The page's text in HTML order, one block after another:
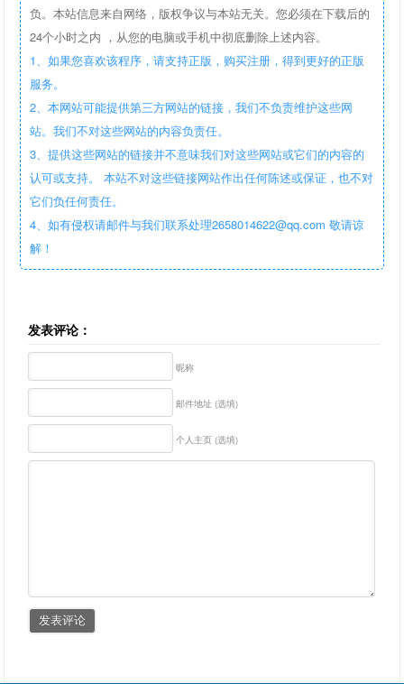
负。本站信息来自网络，版权争议与本站无关。您必须在下载后的
24个小时之内 ，从您的电脑或手机中彻底删除上述内容。
1、如果您喜欢该程序，请支持正版，购买注册，得到更好的正版
服务。
2、本网站可能提供第三方网站的链接，我们不负责维护这些网
站。我们不对这些网站的内容负责任。
3、提供这些网站的链接并不意味我们对这些网站或它们的内容的
认可或支持。 本站不对这些链接网站作出任何陈述或保证，也不对
它们负任何责任。
4、如有侵权请邮件与我们联系处理2658014622@qq.com 敬请谅
解！
发表评论：
昵称
邮件地址 (选填)
个人主页 (选填)